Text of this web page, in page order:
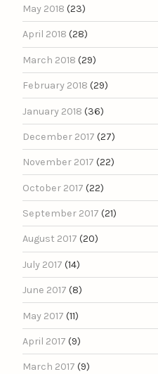
May 2018 (23)
April 2018 (28)
March 2018 (29)
February 2018 (29)
January 2018 (36)
December 2017 (27)
November 2017 (22)
October 2017 (22)
September 2017 (21)
August 2017 (20)
July 2017 (14)
June 2017 (8)
May 2017 (11)
April 2017 (9)
March 2017 (9)